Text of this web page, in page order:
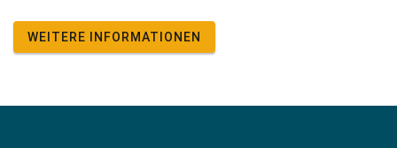
WEITERE INFORMATIONEN